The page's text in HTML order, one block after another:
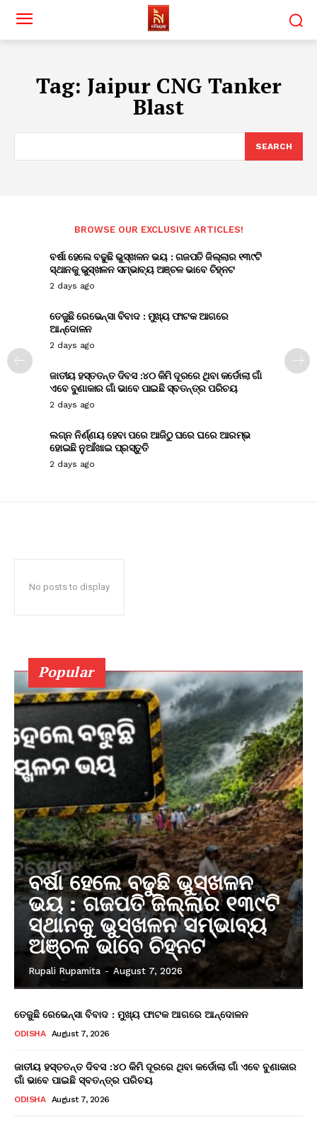
Tag: Jaipur CNG Tanker
Blast
SEARCH
BROWSE OUR EXCLUSIVE ARTICLES!
ବର୍ଷା ହେଲେ ବଢୁଛି ଭୁସ୍ଖଳନ ଭୟ : ଗଜପତି ଜିଲ୍ଲାର ୧୩୯ଟି
ସ୍ଥାନକୁ ଭୁସ୍ଖଳନ ସମ୍ଭାବ୍ୟ ଅଞ୍ଚଳ ଭାବେ ଚିହ୍ନଟ
2 days ago
ତେଜୁଛି ରେଭେନ୍ସା ବିବାଦ : ମୁଖ୍ୟ ଫାଟକ ଆଗରେ
ଆନ୍ଦୋଳନ
2 days ago
ଜାତୀୟ ହସ୍ତତନ୍ତ ଦିବସ :୪୦ କିମି ଦୂରରେ ଥିବା କର୍ଡୋଲା ଗାଁ
ଏବେ ବୁଣାକାର ଗାଁ ଭାବେ ପାଇଛି ସ୍ବତନ୍ତ୍ର ପରିଚୟ
2 days ago
ଲଗ୍ନ ନିର୍ଣ୍ଣୟ ହେବା ପରେ ଆଜିଠୁ ଘରେ ଘରେ ଆରମ୍ଭ
ହୋଇଛି ନୁଆଁଖାଇ ପ୍ରସ୍ତୁତି
2 days ago
No posts to display
Popular
ବର୍ଷା ହେଲେ ବଢୁଛି ଭୁସ୍ଖଳନ
ଭୟ : ଗଜପତି ଜିଲ୍ଲାର ୧୩୯ଟି
ସ୍ଥାନକୁ ଭୁସ୍ଖଳନ ସମ୍ଭାବ୍ୟ
ଅଞ୍ଚଳ ଭାବେ ଚିହ୍ନଟ
Rupali Rupamita - August 7, 2026
ତେଜୁଛି ରେଭେନ୍ସା ବିବାଦ : ମୁଖ୍ୟ ଫାଟକ ଆଗରେ ଆନ୍ଦୋଳନ
ODISHA August 7, 2026
ଜାତୀୟ ହସ୍ତତନ୍ତ ଦିବସ :୪୦ କିମି ଦୂରରେ ଥିବା କର୍ଡୋଲା ଗାଁ ଏବେ ବୁଣାକାର
ଗାଁ ଭାବେ ପାଇଛି ସ୍ବତନ୍ତ୍ର ପରିଚୟ
ODISHA August 7, 2026